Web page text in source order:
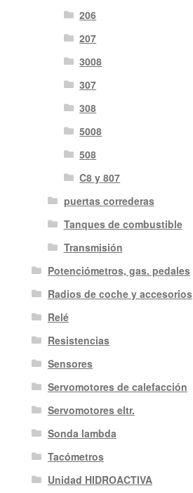
206
207
3008
307
308
5008
508
C8 y 807
puertas correderas
Tanques de combustible
Transmisión
Potenciómetros, gas. pedales
Radios de coche y accesorios
Relé
Resistencias
Sensores
Servomotores de calefacción
Servomotores eltr.
Sonda lambda
Tacómetros
Unidad HIDROACTIVA